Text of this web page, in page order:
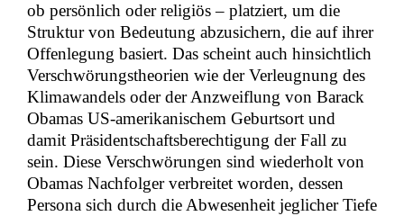
ob persönlich oder religiös – platziert, um die
Struktur von Bedeutung abzusichern, die auf ihrer
Offenlegung basiert. Das scheint auch hinsichtlich
Verschwörungstheorien wie der Verleugnung des
Klimawandels oder der Anzweiflung von Barack
Obamas US-amerikanischem Geburtsort und
damit Präsidentschaftsberechtigung der Fall zu
sein. Diese Verschwörungen sind wiederholt von
Obamas Nachfolger verbreitet worden, dessen
Persona sich durch die Abwesenheit jeglicher Tiefe